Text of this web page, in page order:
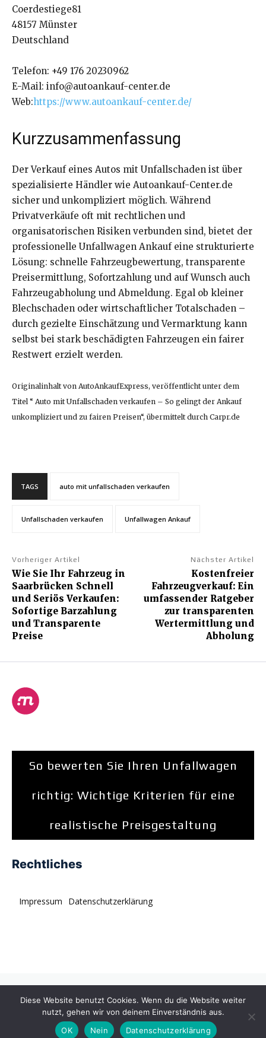
Coerdestiege81
48157 Münster
Deutschland
Telefon: +49 176 20230962
E-Mail: info@autoankauf-center.de
Web:https://www.autoankauf-center.de/
Kurzzusammenfassung
Der Verkauf eines Autos mit Unfallschaden ist über
spezialisierte Händler wie Autoankauf-Center.de
sicher und unkompliziert möglich. Während
Privatverkäufe oft mit rechtlichen und
organisatorischen Risiken verbunden sind, bietet der
professionelle Unfallwagen Ankauf eine strukturierte
Lösung: schnelle Fahrzeugbewertung, transparente
Preisermittlung, Sofortzahlung und auf Wunsch auch
Fahrzeugabholung und Abmeldung. Egal ob kleiner
Blechschaden oder wirtschaftlicher Totalschaden –
durch gezielte Einschätzung und Vermarktung kann
selbst bei stark beschädigten Fahrzeugen ein fairer
Restwert erzielt werden.
Originalinhalt von AutoAnkaufExpress, veröffentlicht unter dem
Titel “ Auto mit Unfallschaden verkaufen – So gelingt der Ankauf
unkompliziert und zu fairen Preisen“, übermittelt durch Carpr.de
TAGS auto mit unfallschaden verkaufen
Unfallschaden verkaufen Unfallwagen Ankauf
Vorheriger Artikel
Wie Sie Ihr Fahrzeug in
Saarbrücken Schnell
und Seriös Verkaufen:
Sofortige Barzahlung
und Transparente
Preise
Nächster Artikel
Kostenfreier
Fahrzeugverkauf: Ein
umfassender Ratgeber
zur transparenten
Wertermittlung und
Abholung
So bewerten Sie Ihren Unfallwagen
richtig: Wichtige Kriterien für eine
realistische Preisgestaltung
Rechtliches
Impressum Datenschutzerklärung
multipurpose Prebuilt Website with a wide range of usability.
Diese Website benutzt Cookies. Wenn du die Website weiter
nutzt, gehen wir von deinem Einverständnis aus.
OK
Nein Datenschutzerklärung